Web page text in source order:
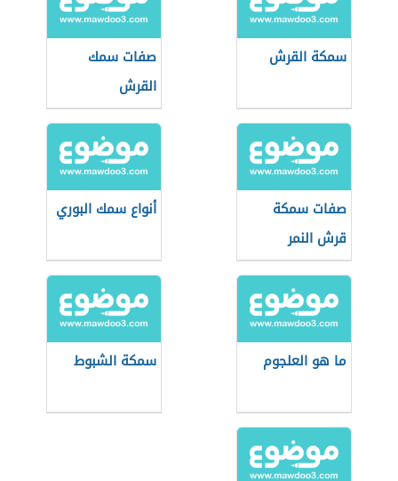
سمكة القرش
صفات سمك
القرش
صفات سمكة
قرش النمر
أنواع سمك البوري
ما هو العلجوم سمكة الشبوط